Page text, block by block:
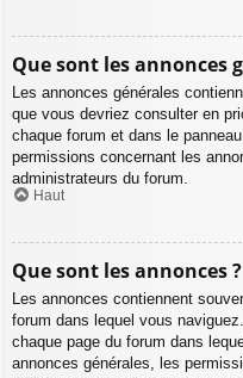
Que sont les annonces
Les annonces générales
que vous devriez consulter en
chaque forum et dans le
permissions concernant les
administrateurs du forum.
Haut
Que sont les annonces ?
Les annonces contiennent
forum dans lequel vous
chaque page du forum dans
annonces générales, les